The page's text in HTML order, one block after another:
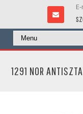
1291 NOR